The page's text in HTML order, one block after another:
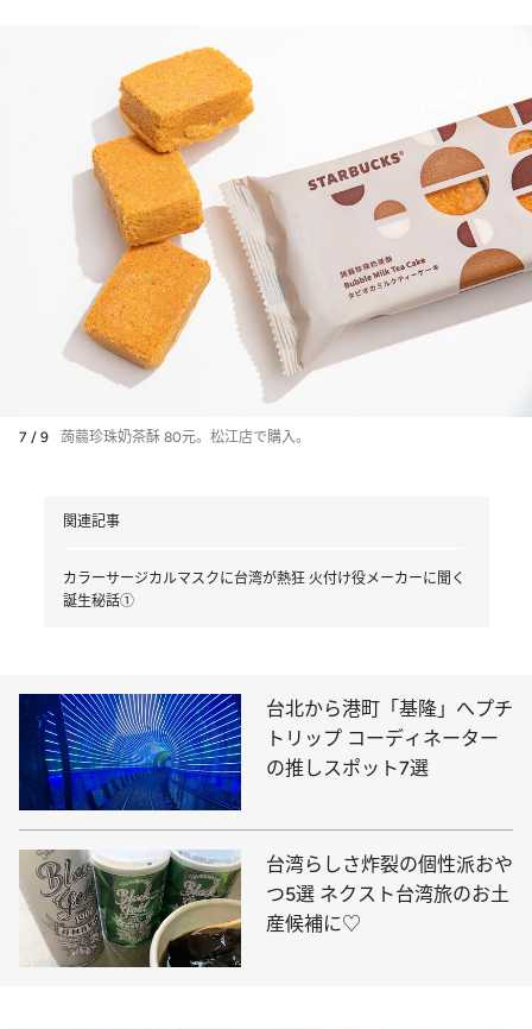
7 / 9 蒟蒻珍珠奶茶酥 80元。松江店で購入。
関連記事
カラーサージカルマスクに台湾が熱狂 火付け役メーカーに聞く
誕生秘話①
台北から港町「基隆」へプチ
トリップ コーディネーター
の推しスポット7選
台湾らしさ炸裂の個性派おや
つ5選 ネクスト台湾旅のお土
産候補に♡